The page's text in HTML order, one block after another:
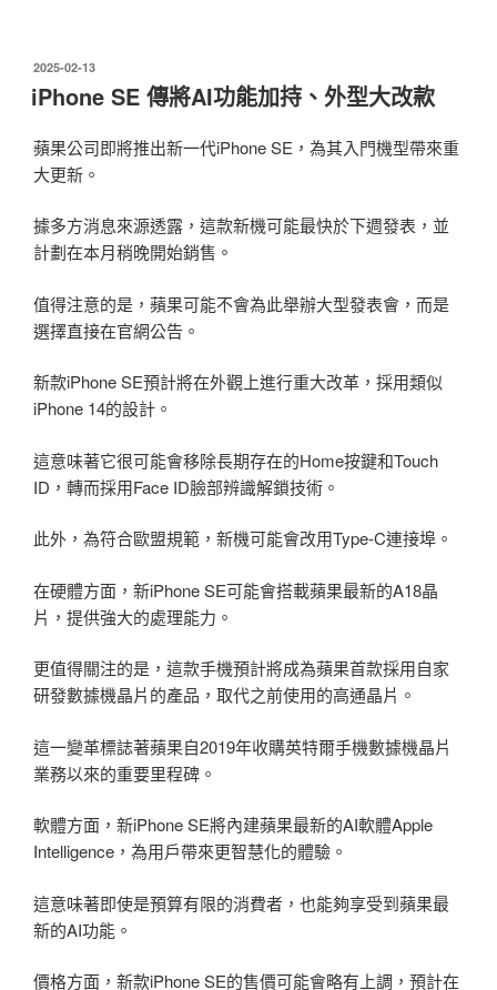
發
佈
於
2025-02-13
iPhone SE 傳將AI功能加持、外型大改款
蘋果公司即將推出新一代iPhone SE，為其入門機型帶來重
大更新。
據多方消息來源透露，這款新機可能最快於下週發表，並
計劃在本月稍晚開始銷售。
值得注意的是，蘋果可能不會為此舉辦大型發表會，而是
選擇直接在官網公告。
新款iPhone SE預計將在外觀上進行重大改革，採用類似
iPhone 14的設計。
這意味著它很可能會移除長期存在的Home按鍵和Touch
ID，轉而採用Face ID臉部辨識解鎖技術。
此外，為符合歐盟規範，新機可能會改用Type-C連接埠。
在硬體方面，新iPhone SE可能會搭載蘋果最新的A18晶
片，提供強大的處理能力。
更值得關注的是，這款手機預計將成為蘋果首款採用自家
研發數據機晶片的產品，取代之前使用的高通晶片。
這一變革標誌著蘋果自2019年收購英特爾手機數據機晶片
業務以來的重要里程碑。
軟體方面，新iPhone SE將內建蘋果最新的AI軟體Apple
Intelligence，為用戶帶來更智慧化的體驗。
這意味著即使是預算有限的消費者，也能夠享受到蘋果最
新的AI功能。
價格方面，新款iPhone SE的售價可能會略有上調，預計在